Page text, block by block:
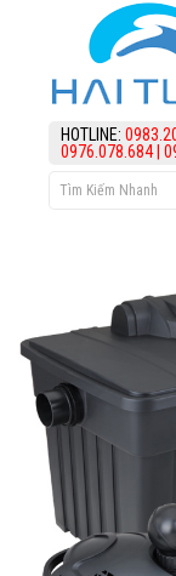
HOTLINE:
0976.078.684|